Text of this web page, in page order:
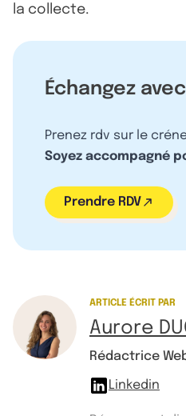
la collecte.
Échangez
Prenez rdv sur le
Soyez accompagné
Prendre RDV
ARTICLE ÉCRIT PAR
Aurore
Rédactrice
Linkedin